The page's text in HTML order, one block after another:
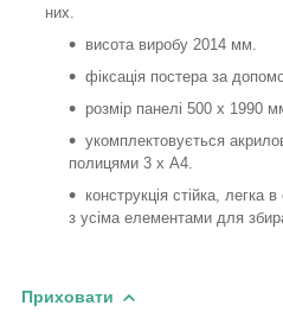
них.
висота виробу 2014 мм.
фіксація постера за
розмір панелі 500 х 1990
укомплектовується
полицями 3 х А4.
конструкція стійка, легка
з усіма елементами для
Приховати